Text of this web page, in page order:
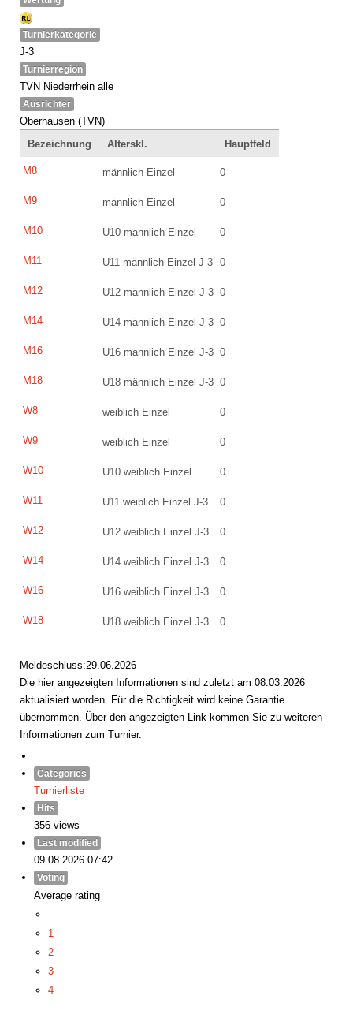
Turnierkategorie
J-3
Turnierregion
TVN Niederrhein alle
Ausrichter
Oberhausen (TVN)
Bezeichnung
Alterskl. Hauptfeld
M8 männlich Einzel 0
M9 männlich Einzel 0
M10 U10 männlich Einzel 0
M11 U11 männlich Einzel J-3 0
M12 U12 männlich Einzel J-3 0
M14 U14 männlich Einzel J-3 0
M16 U16 männlich Einzel J-3 0
M18 U18 männlich Einzel J-3 0
W8 weiblich Einzel 0
W9 weiblich Einzel 0
W10 U10 weiblich Einzel 0
W11 U11 weiblich Einzel J-3 0
W12 U12 weiblich Einzel J-3 0
W14 U14 weiblich Einzel J-3 0
W16 U16 weiblich Einzel J-3 0
W18 U18 weiblich Einzel J-3 0
Meldeschluss:29.06.2026
Die hier angezeigten Informationen sind zuletzt am 08.03.2026
aktualisiert worden. Für die Richtigkeit wird keine Garantie
übernommen. Über den angezeigten Link kommen Sie zu weiteren
Informationen zum Turnier.
Categories
Turnierliste
Hits
356 views
Last modified
09.08.2026 07:42
Voting
Average rating
1
2
3
4